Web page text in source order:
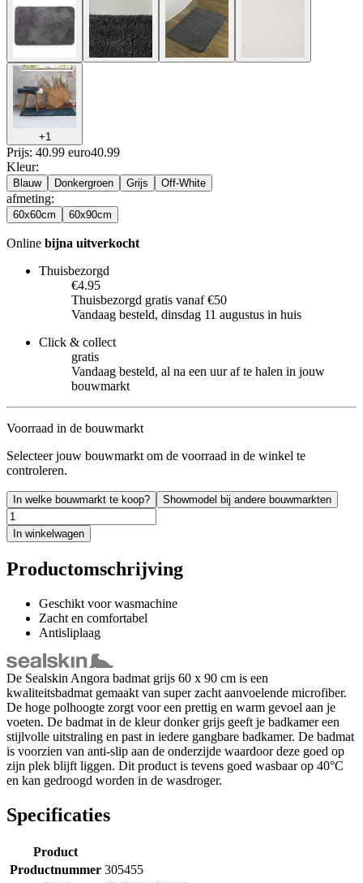
+1
Prijs: 40.99 euro40.99
Kleur:
Blauw Donkergroen Grijs Off-White
afmeting:
60x60cm 60x90cm
Online bijna uitverkocht
Thuisbezorgd
€4.95
Thuisbezorgd gratis vanaf €50
Vandaag besteld, dinsdag 11 augustus in huis
Click & collect
gratis
Vandaag besteld, al na een uur af te halen in jouw
bouwmarkt
Voorraad in de bouwmarkt
Selecteer jouw bouwmarkt om de voorraad in de winkel te
controleren.
In welke bouwmarkt te koop? Showmodel bij andere bouwmarkten
In winkelwagen
Productomschrijving
Geschikt voor wasmachine
Zacht en comfortabel
Antisliplaag
De Sealskin Angora badmat grijs 60 x 90 cm is een
kwaliteitsbadmat gemaakt van super zacht aanvoelende microfiber.
De hoge polhoogte zorgt voor een prettig en warm gevoel aan je
voeten. De badmat in de kleur donker grijs geeft je badkamer een
stijlvolle uitstraling en past in iedere gangbare badkamer. De badmat
is voorzien van anti-slip aan de onderzijde waardoor deze goed op
zijn plek blijft liggen. Dit product is tevens goed wasbaar op 40°C
en kan gedroogd worden in de wasdroger.
Specificaties
Product
Productnummer 305455